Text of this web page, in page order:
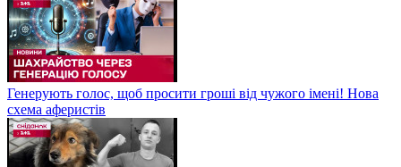
Генерують голос, щоб просити гроші від чужого імені! Нова
схема аферистів